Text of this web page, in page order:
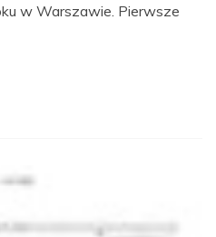
w Warszawie. Pierwsze